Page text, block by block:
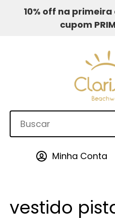
10% off na
cupom
Minha Conta
vestido